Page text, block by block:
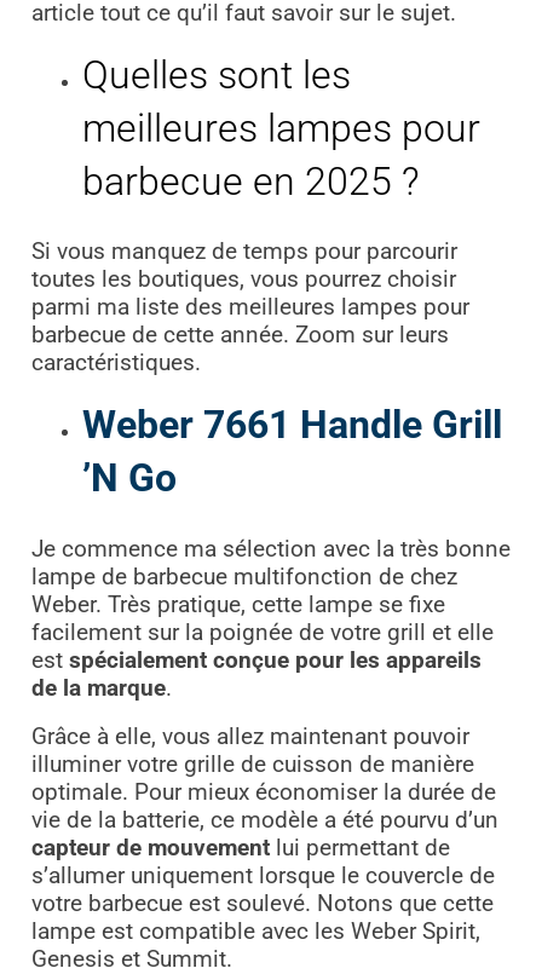
article tout ce qu’il faut savoir sur le sujet.
Quelles sont les
meilleures lampes pour
barbecue en 2025 ?
Si vous manquez de temps pour parcourir
toutes les boutiques, vous pourrez choisir
parmi ma liste des meilleures lampes pour
barbecue de cette année. Zoom sur leurs
caractéristiques.
Weber 7661 Handle Grill
’N Go
Je commence ma sélection avec la très bonne
lampe de barbecue multifonction de chez
Weber. Très pratique, cette lampe se fixe
facilement sur la poignée de votre grill et elle
est spécialement conçue pour les appareils
de la marque.
Grâce à elle, vous allez maintenant pouvoir
illuminer votre grille de cuisson de manière
optimale. Pour mieux économiser la durée de
vie de la batterie, ce modèle a été pourvu d’un
capteur de mouvementlui permettant de
s’allumer uniquement lorsque le couvercle de
votre barbecue est soulevé. Notons que cette
lampe est compatible avec les Weber Spirit,
Genesis et Summit.